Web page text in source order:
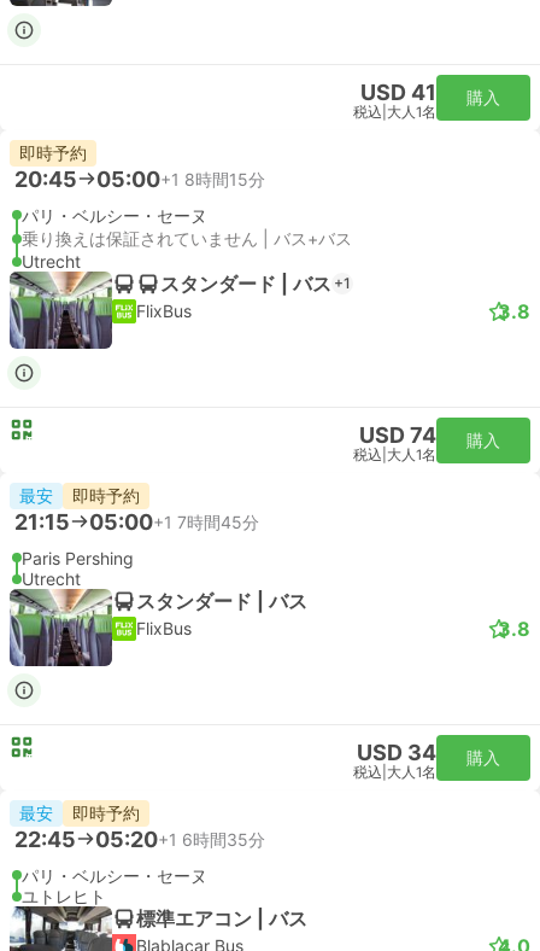
USD 41
税込 大人1名
購入
即時予約
20:45 05:00+1 8時間15分
パリ・ベルシー・セーヌ
乗り換えは保証されていません | バス+バス
Utrecht
スタンダード | バス +1
FlixBus 3.8
USD 74
税込 大人1名
購入
最安 即時予約
21:15 05:00+1 7時間45分
Paris Pershing
Utrecht
スタンダード | バス
FlixBus 3.8
USD 34
税込 大人1名
購入
最安 即時予約
22:45 05:20+1 6時間35分
パリ・ベルシー・セーヌ
ユトレヒト
標準エアコン | バス
Blablacar Bus 4.0